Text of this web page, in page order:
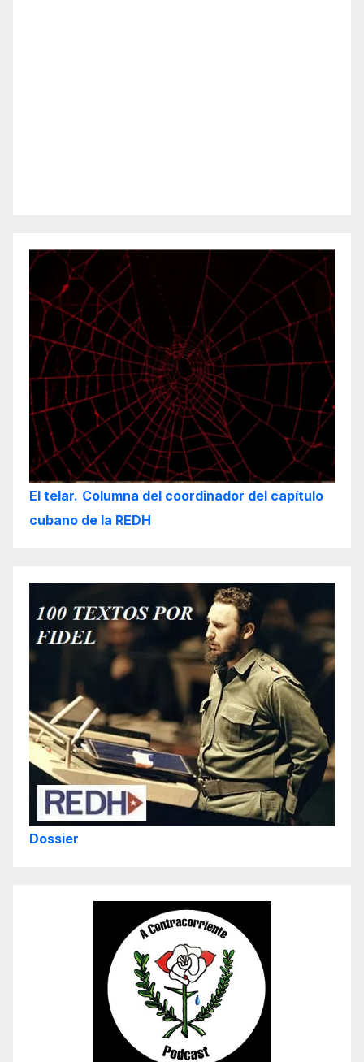
El telar. Columna del coordinador del capítulo
cubano de la REDH
Dossier